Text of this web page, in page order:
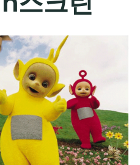
EXPAND
CHILD
MENU
EXPAND
CHILD
MENU
EXPAND
CHILD
MENU